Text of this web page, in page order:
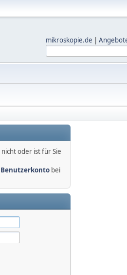
mikroskopie.de |
oder ist für Sie
bei